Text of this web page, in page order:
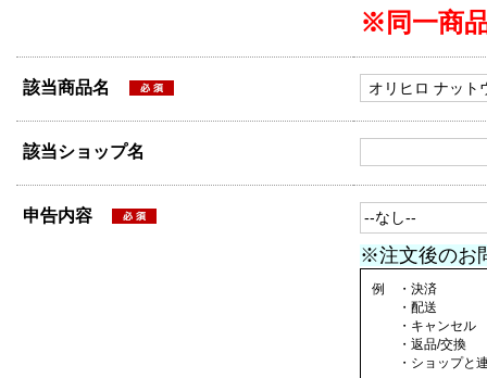
※同一商
該当商品名
該当ショップ名
申告内容
※注文後のお
例 ・決済
・配送
・キャンセル
・返品/交換
・ショップと連